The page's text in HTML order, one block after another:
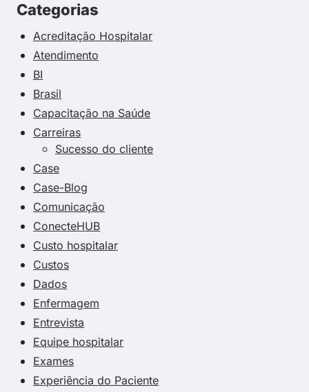
Categorias
Acreditação Hospitalar
Atendimento
BI
Brasil
Capacitação na Saúde
Carreiras
Sucesso do cliente
Case
Case-Blog
Comunicação
ConecteHUB
Custo hospitalar
Custos
Dados
Enfermagem
Entrevista
Equipe hospitalar
Exames
Experiência do Paciente